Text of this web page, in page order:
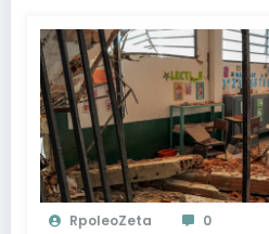
RpoleoZeta 0